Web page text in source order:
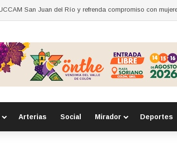
Arterias Social Mirador Deportes